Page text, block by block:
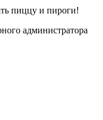
пиццу и пироги!
администратора